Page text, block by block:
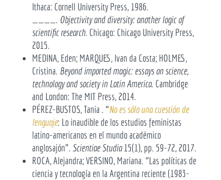
Ithaca: Cornell University Press, 1986.
____. Objectivity and diversity: another logic of
scientific research. Chicago: Chicago University Press,
2015.
MEDINA, Eden; MARQUES, Ivan da Costa; HOLMES,
Cristina. Beyond imported magic: essays on science,
technology and society in Latin America. Cambridge
and London: The MIT Press, 2014.
PÉREZ-BUSTOS, Tania . “No es sólo una cuestión de
lenguaje: Lo inaudible de los estudios feministas
latino-americanos en el mundo académico
anglosajón”. Scientiae Studia15(1), pp. 59-72, 2017.
ROCA, Alejandra; VERSINO, Mariana. “Las políticas de
ciencia y tecnología en la Argentina reciente (1983-